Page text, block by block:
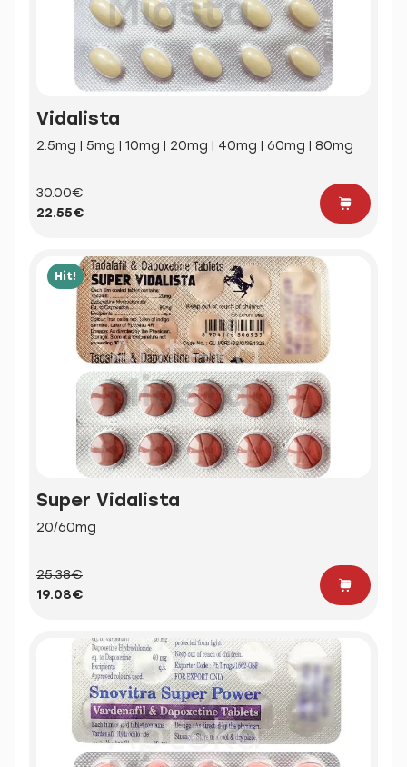
Vidalista
2.5mg | 5mg | 10mg | 20mg | 40mg | 60mg | 80mg
30.00€
22.55€
Hit!
Super Vidalista
20/60mg
25.38€
19.08€